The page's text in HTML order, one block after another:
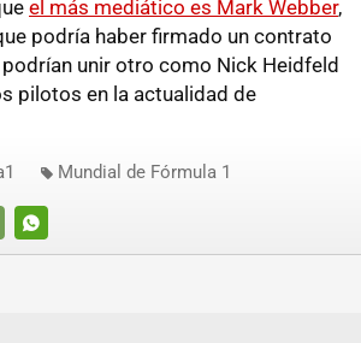
el más mediático es Mark Webber,
podría haber firmado un contrato
unir otro como Nick Heidfeld
pilotos en la actualidad de
WHATSAPP
Mundial de Fórmula 1